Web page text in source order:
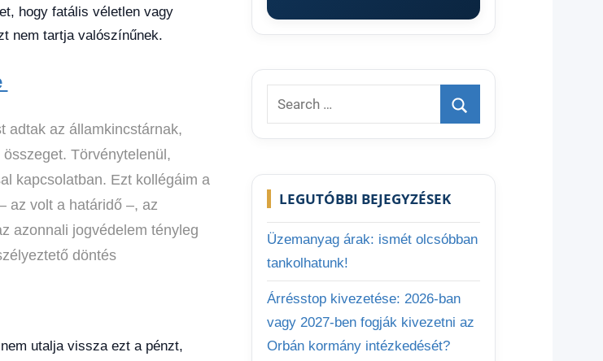
hogy fatális véletlen vagy
nem tartja valószínűnek.
adtak az államkincstárnak,
Törvénytelenül,
kapcsolatban. Ezt kollégáim a
az volt a határidő –, az
azonnali jogvédelem tényleg
döntés
utalja vissza ezt a pénzt,
Search
for:
Search
LEGUTÓBBI BEJEGYZÉSEK
Üzemanyag árak: ismét olcsóbban
tankolhatunk!
Árrésstop kivezetése: 2026-ban
vagy 2027-ben fogják kivezetni az
Orbán kormány intézkedését?